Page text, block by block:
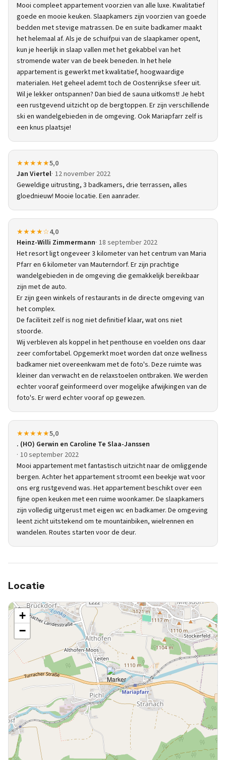
Mooi compleet appartement voorzien van alle luxe. Kwalitatief
goede en mooie keuken. Slaapkamers zijn voorzien van goede
bedden met stevige matrassen. De en suite badkamer maakt
het helemaal af. Als je de schuifpui van de slaapkamer opent,
kun je heerlijk in slaap vallen met het gekabbel van het
stromende water van de beek beneden. In het hele
appartement is gewerkt met kwalitatief, hoogwaardige
materialen. Het geheel ademt toch de Oostenrijkse sfeer uit.
Wil je lekker ontspannen? Dan bied de sauna uitkomst! Je hebt
een rustgevend uitzicht op de bergtoppen. Er zijn verschillende
ski en wandelgebieden in de omgeving. Ook Mariapfarr zelf is
een knus plaatsje!
★★★★★5,0
Jan Viertel 12 november 2022
Geweldige uitrusting, 3 badkamers, drie terrassen, alles
gloednieuw! Mooie locatie. Een aanrader.
★★★★☆4,0
Heinz-Willi Zimmermann 18 september 2022
Het resort ligt ongeveer 3 kilometer van het centrum van Maria
Pfarr en 6 kilometer van Mauterndorf. Er zijn prachtige
wandelgebieden in de omgeving die gemakkelijk bereikbaar
zijn met de auto.
Er zijn geen winkels of restaurants in de directe omgeving van
het complex.
De faciliteit zelf is nog niet definitief klaar, wat ons niet
stoorde.
Wij verbleven als koppel in het penthouse en voelden ons daar
zeer comfortabel. Opgemerkt moet worden dat onze wellness
badkamer niet overeenkwam met de foto's. Deze ruimte was
kleiner dan verwacht en de relaxstoelen ontbraken. We werden
echter vooraf geïnformeerd over mogelijke afwijkingen van de
foto's. Er werd echter vooraf op gewezen.
★★★★★5,0
. (HO) Gerwin en Caroline Te Slaa-Janssen
10 september 2022
Mooi appartement met fantastisch uitzicht naar de omliggende
bergen. Achter het appartement stroomt een beekje wat voor
ons erg rustgevend was. Het appartement beschikt over een
fijne open keuken met een ruime woonkamer. De slaapkamers
zijn volledig uitgerust met eigen wc en badkamer. De omgeving
leent zicht uitstekend om te mountainbiken, wielrennen en
wandelen. Routes starten voor de deur.
Locatie
+
−